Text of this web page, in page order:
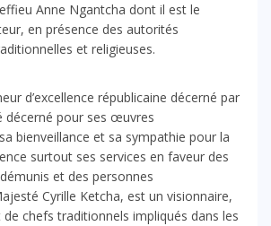
Anne Ngantcha dont il est le
en présence des autorités
et religieuses.
d’excellence républicaine décerné par
décerné pour ses œuvres
bienveillance et sa sympathie pour la
surtout ses services en faveur des
et des personnes
Cyrille Ketcha, est un visionnaire,
chefs traditionnels impliqués dans les